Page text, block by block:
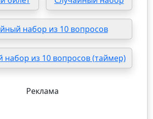
набор из 10 вопросов
набор из 10 вопросов (таймер)
Реклама